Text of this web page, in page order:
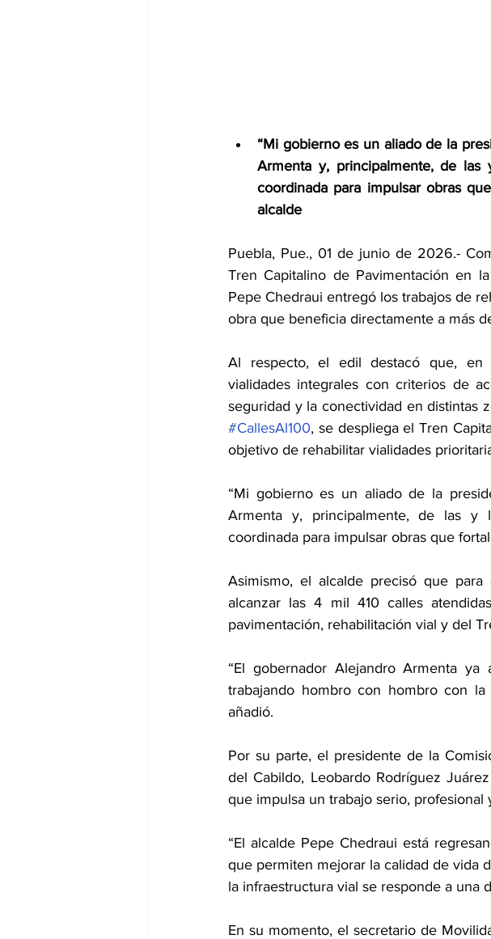
“Mi gobierno es un aliado de la
Armenta y, principalmente, de las
coordinada para impulsar obras
alcalde
Puebla, Pue., 01 de junio de 2026.-
Tren Capitalino de Pavimentación en
Pepe Chedraui entregó los trabajos de
obra que beneficia directamente a más
Al respecto, el edil destacó que, en
vialidades integrales con criterios de
#CallesAl100, se despliega el Tren
objetivo de rehabilitar vialidades
“Mi gobierno es un aliado de la
Armenta y, principalmente, de las y
coordinada para impulsar obras que
Asimismo, el alcalde precisó que
alcanzar las 4 mil 410 calles
pavimentación, rehabilitación vial y del
“El gobernador Alejandro Armenta
trabajando hombro con hombro con
añadió.
Por su parte, el presidente de la
del Cabildo, Leobardo Rodríguez
que impulsa un trabajo serio,
“El alcalde Pepe Chedraui está
que permiten mejorar la calidad de vida
la infraestructura vial se responde a una
En su momento, el secretario de